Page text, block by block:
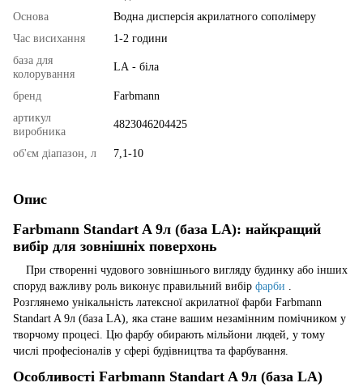
Основа
Водна дисперсія акрилатного сополімеру
Час висихання
1-2 години
база для
колорування
LА - біла
бренд
Farbmann
артикул
виробника
4823046204425
об'єм діапазон, л 7,1-10
Опис
Farbmann Standart A 9л (база LA): найкращий
вибір для зовнішніх поверхонь
При створенні чудового зовнішнього вигляду будинку або інших
споруд важливу роль виконує правильний вибір фарби
Розглянемо унікальність латексної акрилатної фарби Farbmann
Standart A 9л (база LA), яка стане вашим незамінним помічником у
творчому процесі. Цю фарбу обирають мільйони людей, у тому
числі професіоналів у сфері будівництва та фарбування.
Особливості Farbmann Standart A 9л (база LA)